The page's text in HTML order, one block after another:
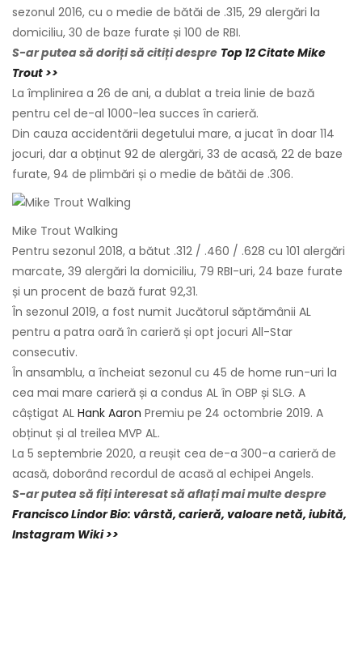
sezonul 2016, cu o medie de bătăi de .315, 29 alergări la
domiciliu, 30 de baze furate și 100 de RBI.
S-ar putea să doriți să citiți despre Top 12 Citate Mike
Trout >>
La împlinirea a 26 de ani, a dublat a treia linie de bază
pentru cel de-al 1000-lea succes în carieră.
Din cauza accidentării degetului mare, a jucat în doar 114
jocuri, dar a obținut 92 de alergări, 33 de acasă, 22 de baze
furate, 94 de plimbări și o medie de bătăi de .306.
Mike Trout Walking
Pentru sezonul 2018, a bătut .312 / .460 / .628 cu 101 alergări
marcate, 39 alergări la domiciliu, 79 RBI-uri, 24 baze furate
și un procent de bază furat 92,31.
În sezonul 2019, a fost numit Jucătorul săptămânii AL
pentru a patra oară în carieră și opt jocuri All-Star
consecutiv.
În ansamblu, a încheiat sezonul cu 45 de home run-uri la
cea mai mare carieră și a condus AL în OBP și SLG. A
câștigat AL Hank Aaron Premiu pe 24 octombrie 2019. A
obținut și al treilea MVP AL.
La 5 septembrie 2020, a reușit cea de-a 300-a carieră de
acasă, doborând recordul de acasă al echipei Angels.
S-ar putea să fiți interesat să aflați mai multe despre
Francisco Lindor Bio: vârstă, carieră, valoare netă, iubită,
Instagram Wiki >>